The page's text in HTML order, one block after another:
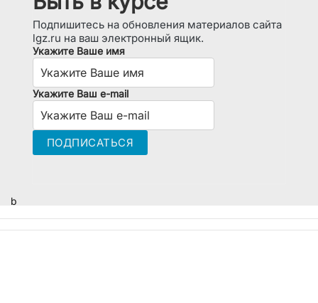
Подпишитесь на обновления материалов сайта
lgz.ru на ваш электронный ящик.
Укажите Ваше имя
Укажите Ваш e-mail
b